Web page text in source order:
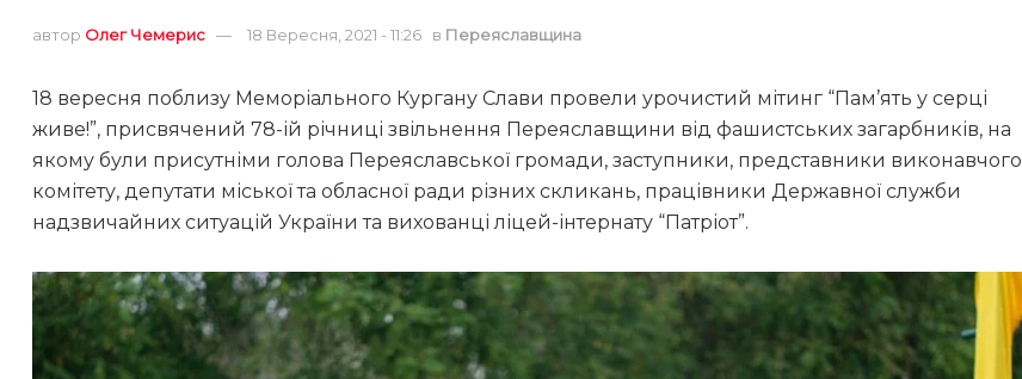
автор Олег Чемерис 18 Вересня, 2021 - 11:26 в Переяславщина
18 вересня поблизу Меморіального Кургану Слави провели урочистий мітинг “Пам’ять у серці
живе!”, присвячений 78-ій річниці звільнення Переяславщини від фашистських загарбників, на
якому були присутніми голова Переяславської громади, заступники, представники виконавчого
комітету, депутати міської та обласної ради різних скликань, працівники Державної служби
надзвичайних ситуацій України та вихованці ліцей-інтернату “Патріот”.